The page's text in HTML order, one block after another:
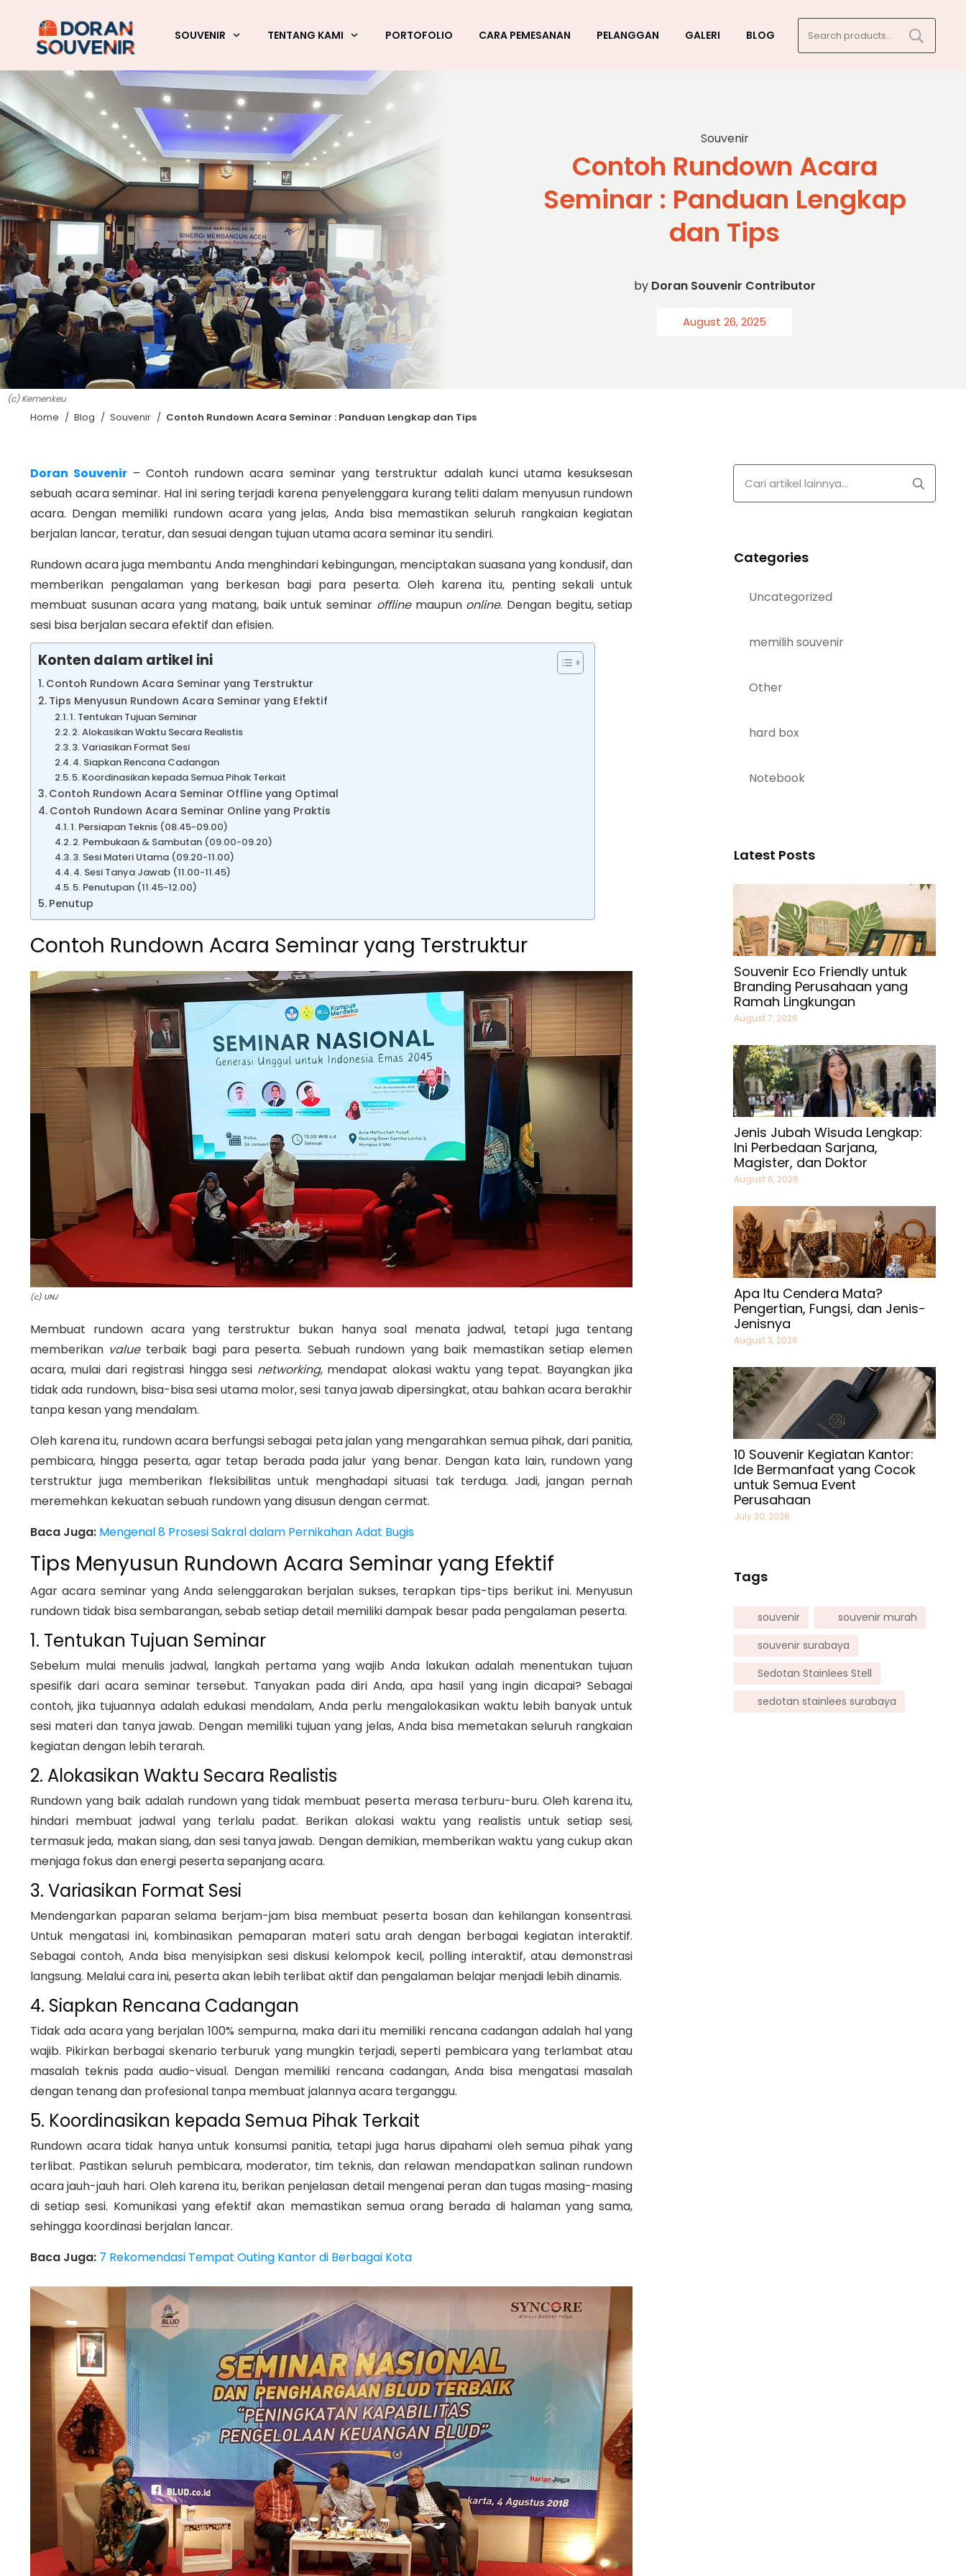
SOUVENIR TENTANG KAMI PORTOFOLIO CARA PEMESANAN PELANGGAN GALERI BLOG
for:
(c) Kemenkeu
Souvenir
Contoh Rundown Acara
Seminar : Panduan Lengkap
dan Tips
by Doran Souvenir Contributor
August 26, 2025
Home / Blog / Souvenir / Contoh Rundown Acara Seminar : Panduan Lengkap dan Tips
Doran Souvenir – Contoh rundown acara seminar yang terstruktur adalah kunci utama kesuksesan
sebuah acara seminar. Hal ini sering terjadi karena penyelenggara kurang teliti dalam menyusun rundown
acara. Dengan memiliki rundown acara yang jelas, Anda bisa memastikan seluruh rangkaian kegiatan
berjalan lancar, teratur, dan sesuai dengan tujuan utama acara seminar itu sendiri.
Rundown acara juga membantu Anda menghindari kebingungan, menciptakan suasana yang kondusif, dan
memberikan pengalaman yang berkesan bagi para peserta. Oleh karena itu, penting sekali untuk
membuat susunan acara yang matang, baik untuk seminar offlinemaupun online. Dengan begitu, setiap
sesi bisa berjalan secara efektif dan efisien.
Konten dalam artikel ini
Contoh Rundown Acara Seminar yang Terstruktur
Tips Menyusun Rundown Acara Seminar yang Efektif
1. Tentukan Tujuan Seminar
2. Alokasikan Waktu Secara Realistis
3. Variasikan Format Sesi
4. Siapkan Rencana Cadangan
5. Koordinasikan kepada Semua Pihak Terkait
Contoh Rundown Acara Seminar Offline yang Optimal
Contoh Rundown Acara Seminar Online yang Praktis
1. Persiapan Teknis (08.45-09.00)
2. Pembukaan & Sambutan (09.00-09.20)
3. Sesi Materi Utama (09.20-11.00)
4. Sesi Tanya Jawab (11.00-11.45)
5. Penutupan (11.45-12.00)
Penutup
Contoh Rundown Acara Seminar yang Terstruktur
(c) UNJ
Membuat rundown acara yang terstruktur bukan hanya soal menata jadwal, tetapi juga tentang
memberikan valueterbaik bagi para peserta. Sebuah rundown yang baik memastikan setiap elemen
acara, mulai dari registrasi hingga sesi networking, mendapat alokasi waktu yang tepat. Bayangkan jika
tidak ada rundown, bisa-bisa sesi utama molor, sesi tanya jawab dipersingkat, atau bahkan acara berakhir
tanpa kesan yang mendalam.
Oleh karena itu, rundown acara berfungsi sebagai peta jalan yang mengarahkan semua pihak, dari panitia,
pembicara, hingga peserta, agar tetap berada pada jalur yang benar. Dengan kata lain, rundown yang
terstruktur juga memberikan fleksibilitas untuk menghadapi situasi tak terduga. Jadi, jangan pernah
meremehkan kekuatan sebuah rundown yang disusun dengan cermat.
Baca Juga: Mengenal 8 Prosesi Sakral dalam Pernikahan Adat Bugis
Tips Menyusun Rundown Acara Seminar yang Efektif
Agar acara seminar yang Anda selenggarakan berjalan sukses, terapkan tips-tips berikut ini. Menyusun
rundown tidak bisa sembarangan, sebab setiap detail memiliki dampak besar pada pengalaman peserta.
1. Tentukan Tujuan Seminar
Sebelum mulai menulis jadwal, langkah pertama yang wajib Anda lakukan adalah menentukan tujuan
spesifik dari acara seminar tersebut. Tanyakan pada diri Anda, apa hasil yang ingin dicapai? Sebagai
contoh, jika tujuannya adalah edukasi mendalam, Anda perlu mengalokasikan waktu lebih banyak untuk
sesi materi dan tanya jawab. Dengan memiliki tujuan yang jelas, Anda bisa memetakan seluruh rangkaian
kegiatan dengan lebih terarah.
2. Alokasikan Waktu Secara Realistis
Rundown yang baik adalah rundown yang tidak membuat peserta merasa terburu-buru. Oleh karena itu,
hindari membuat jadwal yang terlalu padat. Berikan alokasi waktu yang realistis untuk setiap sesi,
termasuk jeda, makan siang, dan sesi tanya jawab. Dengan demikian, memberikan waktu yang cukup akan
menjaga fokus dan energi peserta sepanjang acara.
3. Variasikan Format Sesi
Mendengarkan paparan selama berjam-jam bisa membuat peserta bosan dan kehilangan konsentrasi.
Untuk mengatasi ini, kombinasikan pemaparan materi satu arah dengan berbagai kegiatan interaktif.
Sebagai contoh, Anda bisa menyisipkan sesi diskusi kelompok kecil, polling interaktif, atau demonstrasi
langsung. Melalui cara ini, peserta akan lebih terlibat aktif dan pengalaman belajar menjadi lebih dinamis.
4. Siapkan Rencana Cadangan
Tidak ada acara yang berjalan 100% sempurna, maka dari itu memiliki rencana cadangan adalah hal yang
wajib. Pikirkan berbagai skenario terburuk yang mungkin terjadi, seperti pembicara yang terlambat atau
masalah teknis pada audio-visual. Dengan memiliki rencana cadangan, Anda bisa mengatasi masalah
dengan tenang dan profesional tanpa membuat jalannya acara terganggu.
5. Koordinasikan kepada Semua Pihak Terkait
Rundown acara tidak hanya untuk konsumsi panitia, tetapi juga harus dipahami oleh semua pihak yang
terlibat. Pastikan seluruh pembicara, moderator, tim teknis, dan relawan mendapatkan salinan rundown
acara jauh-jauh hari. Oleh karena itu, berikan penjelasan detail mengenai peran dan tugas masing-masing
di setiap sesi. Komunikasi yang efektif akan memastikan semua orang berada di halaman yang sama,
sehingga koordinasi berjalan lancar.
Baca Juga: 7 Rekomendasi Tempat Outing Kantor di Berbagai Kota
Categories
Uncategorized
memilih souvenir
Other
hard box
Notebook
Latest Posts
Souvenir Eco Friendly untuk
Branding Perusahaan yang
Ramah Lingkungan
August 7, 2026
Jenis Jubah Wisuda Lengkap:
Ini Perbedaan Sarjana,
Magister, dan Doktor
August 6, 2026
Apa Itu Cendera Mata?
Pengertian, Fungsi, dan Jenis-
Jenisnya
August 3, 2026
10 Souvenir Kegiatan Kantor:
Ide Bermanfaat yang Cocok
untuk Semua Event
Perusahaan
July 30, 2026
Tags
souvenir
souvenir murah
souvenir surabaya
Sedotan Stainlees Stell
sedotan stainlees surabaya